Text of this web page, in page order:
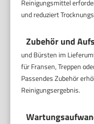
Reinigungsmittel
und reduziert
Zubehör und
und Bürsten im
für Fransen, Treppen
Passendes Zubehör
Reinigungsergebnis.